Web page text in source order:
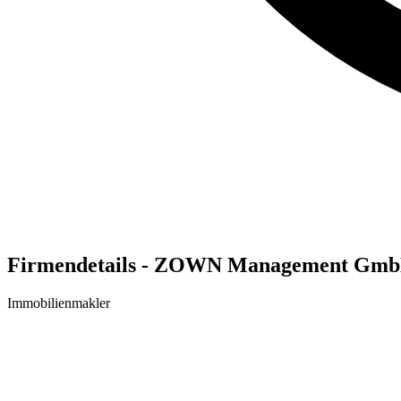
Firmendetails - ZOWN Management
Immobilienmakler